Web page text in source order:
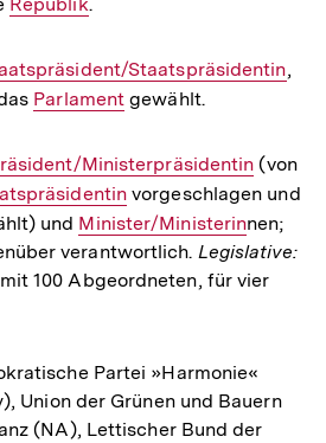
Staatspräsidentin,
Interner
Parlament gewählt.
Ministerpräsidentin (von
vorgeschlagen und
und Interner
Link:
Minister/Ministerinnen;
verantwortlich. Legislative:
100 Abgeordneten, für vier
Partei »Harmonie«
Union der Grünen und Bauern
(NA), Lettischer Bund der